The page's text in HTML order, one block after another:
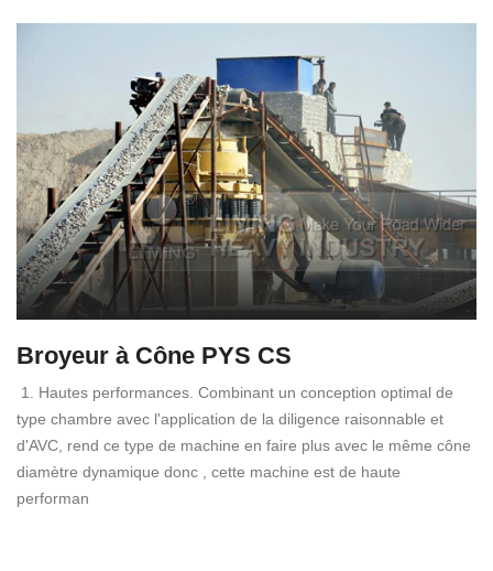
Broyeur à Cône PYS CS
1. Hautes performances. Combinant un conception optimal de
type chambre avec l'application de la diligence raisonnable et
d'AVC, rend ce type de machine en faire plus avec le même cône
diamètre dynamique donc , cette machine est de haute
performan